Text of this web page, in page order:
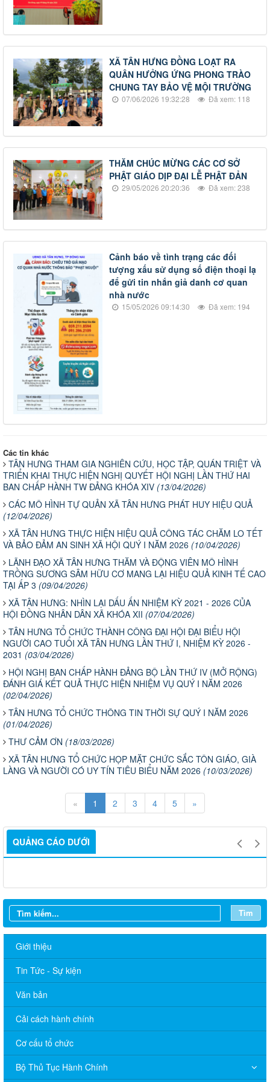
XÃ TÂN HƯNG ĐỒNG LOẠT RA
QUÂN HƯỞNG ỨNG PHONG TRÀO
CHUNG TAY BẢO VỆ MỘI TRƯỜNG
07/06/2026 19:32:28 Đã xem: 118
THĂM CHÚC MỪNG CÁC CƠ SỞ
PHẬT GIÁO DỊP ĐẠI LỄ PHẬT ĐẢN
29/05/2026 20:20:36 Đã xem: 238
Cảnh báo về tình trạng các đối
tượng xấu sử dụng số điện thoại lạ
để gửi tin nhắn giả danh cơ quan
nhà nước
15/05/2026 09:14:30 Đã xem: 194
Các tin khác
TÂN HƯNG THAM GIA NGHIÊN CỨU, HỌC TẬP, QUÁN TRIỆT VÀ
TRIỂN KHAI THỰC HIỆN NGHỊ QUYẾT HỘI NGHỊ LẦN THỨ HAI
BAN CHẤP HÀNH TW ĐẢNG KHÓA XIV (13/04/2026)
CÁC MÔ HÌNH TỰ QUẢN XÃ TÂN HƯNG PHÁT HUY HIỆU QUẢ
(12/04/2026)
XÃ TÂN HƯNG THỰC HIỆN HIỆU QUẢ CÔNG TÁC CHĂM LO TẾT
VÀ BẢO ĐẢM AN SINH XÃ HỘI QUÝ I NĂM 2026 (10/04/2026)
LÃNH ĐẠO XÃ TÂN HƯNG THĂM VÀ ĐỘNG VIÊN MÔ HÌNH
TRỒNG SƯƠNG SÂM HỮU CƠ MANG LẠI HIỆU QUẢ KINH TẾ CAO
TẠI ẤP 3 (09/04/2026)
XÃ TÂN HƯNG: NHÌN LẠI DẤU ẤN NHIỆM KỲ 2021 - 2026 CỦA
HỘI ĐỒNG NHÂN DÂN XÃ KHÓA XII (07/04/2026)
TÂN HƯNG TỔ CHỨC THÀNH CÔNG ĐẠI HỘI ĐẠI BIỂU HỘI
NGƯỜI CAO TUỔI XÃ TÂN HƯNG LẦN THỨ I, NHIỆM KỲ 2026 -
2031 (03/04/2026)
HỘI NGHỊ BAN CHẤP HÀNH ĐẢNG BỘ LẦN THỨ IV (MỞ RỘNG)
ĐÁNH GIÁ KẾT QUẢ THỰC HIỆN NHIỆM VỤ QUÝ I NĂM 2026
(02/04/2026)
TÂN HƯNG TỔ CHỨC THÔNG TIN THỜI SỰ QUÝ I NĂM 2026
(01/04/2026)
THƯ CẢM ƠN (18/03/2026)
XÃ TÂN HƯNG TỔ CHỨC HỌP MẶT CHỨC SẮC TÔN GIÁO, GIÀ
LÀNG VÀ NGƯỜI CÓ UY TÍN TIÊU BIỂU NĂM 2026 (10/03/2026)
« 1 2 3 4 5 »
QUẢNG CÁO DƯỚI
Tìm
Giới thiệu
Tin Tức - Sự kiện
Văn bản
Cải cách hành chính
Cơ cấu tổ chức
Bộ Thủ Tục Hành Chính
Lịch làm việc UBND xã Tân Hưng, tuần 15 năm 2026